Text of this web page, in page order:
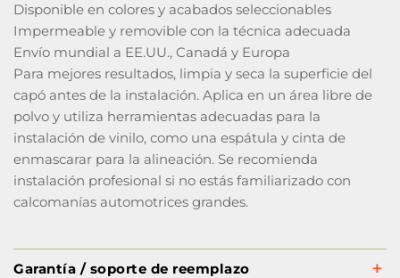
Disponible en colores y acabados seleccionables
Impermeable y removible con la técnica adecuada
Envío mundial a EE.UU., Canadá y Europa
Para mejores resultados, limpia y seca la superficie del
capó antes de la instalación. Aplica en un área libre de
polvo y utiliza herramientas adecuadas para la
instalación de vinilo, como una espátula y cinta de
enmascarar para la alineación. Se recomienda
instalación profesional si no estás familiarizado con
calcomanías automotrices grandes.
Garantía / soporte de reemplazo